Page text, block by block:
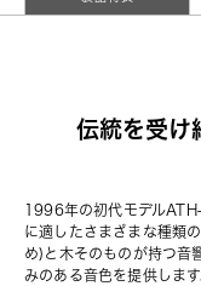
伝統を受け
1996年の初代モデル
に適したさまざまな種類
め)と木そのものが持つ音
みのある音色を提供しま